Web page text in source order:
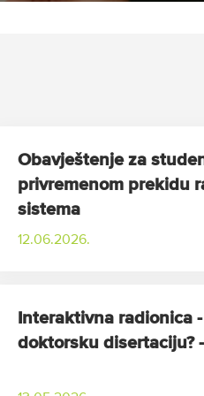
Obavještenje za
privremenom prekidu
sistema
12.06.2026.
Interaktivna radionica
doktorsku disertaciju?